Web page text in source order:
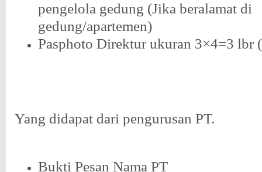
pengelola gedung (Jika beralamat di
gedung/apartemen)
Pasphoto Direktur ukuran 3×4=3 lbr
Yang didapat dari pengurusan PT.
Bukti Pesan Nama PT